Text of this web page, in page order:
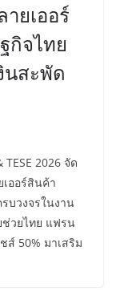
ยเออร์
กิจไทย
นสะพัด
2026 จัด
ออร์สินค้า
บวงจรในงาน
ช่วยไทย แฟรน
ส์ 50% มาเสริม